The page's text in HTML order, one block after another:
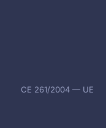
CE 261/2004 — UE